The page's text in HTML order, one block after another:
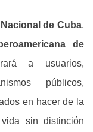
de Cuba,
de
a usuarios,
públicos,
en hacer de la
sin distinción